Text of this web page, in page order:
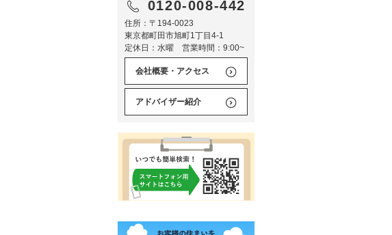
0120-008-442
住所：〒194-0023
東京都町田市旭町1丁目4-1
定休日：水曜 営業時間：9:00~
会社概要・アクセス
アドバイザー紹介